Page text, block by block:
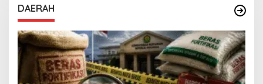
DAERAH